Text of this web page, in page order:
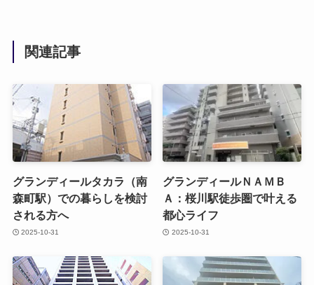
関連記事
グランディールタカラ（南
森町駅）での暮らしを検討
される方へ
2025-10-31
グランディールＮＡＭＢ
Ａ：桜川駅徒歩圏で叶える
都心ライフ
2025-10-31